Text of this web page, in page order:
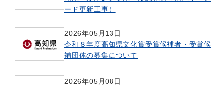
ード更新工事）
2026年05月13日
令和８年度高知県文化賞受賞候補者・受賞候
補団体の募集について
2026年05月08日